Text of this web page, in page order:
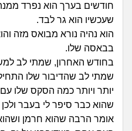
חודשים בערך הוא נפרד
שעכשיו הוא גר לבד.
הוא נהיה נורא מבואס מזה
בבאסה שלו.
בחודש האחרון, שמתי לב
שמתי לב שהדיבור שלו התחיל
יותר ויותר כמה הסקס שלו
שהוא כבר סיפר לי בעבר
אומר הרבה שהוא חרמן ושהוא